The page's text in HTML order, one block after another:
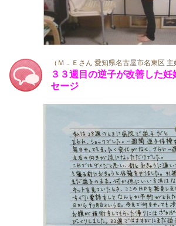
（Ｍ．Ｅさん 愛知県名古屋市名東区 主
３３週目の逆子が改善した妊
セージ